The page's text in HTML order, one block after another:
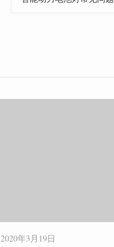
2020年3月19日